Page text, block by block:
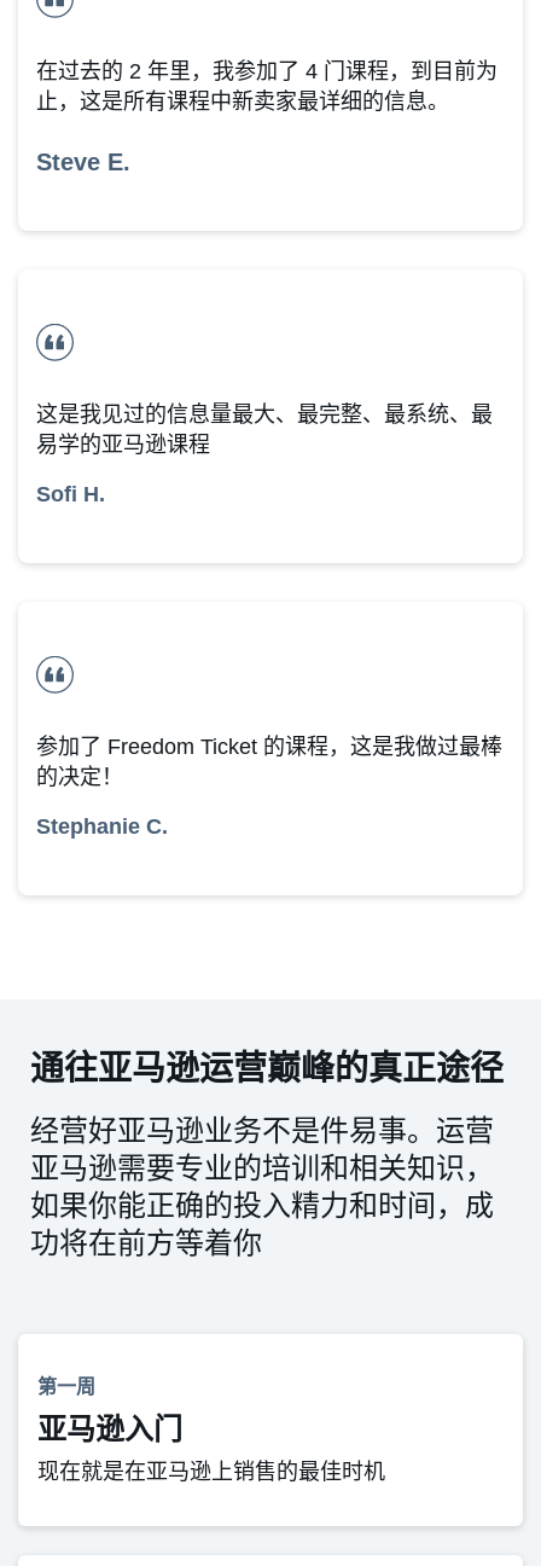
在过去的 2 年里，我参加了 4 门课程，到目前为
止，这是所有课程中新卖家最详细的信息。
Steve E.
这是我见过的信息量最大、最完整、最系统、最
易学的亚马逊课程
Sofi H.
参加了 Freedom Ticket 的课程，这是我做过最棒
的决定！
Stephanie C.
通往亚马逊运营巅峰的真正途径
经营好亚马逊业务不是件易事。运营
亚马逊需要专业的培训和相关知识，
如果你能正确的投入精力和时间，成
功将在前方等着你
第一周
亚马逊入门
现在就是在亚马逊上销售的最佳时机